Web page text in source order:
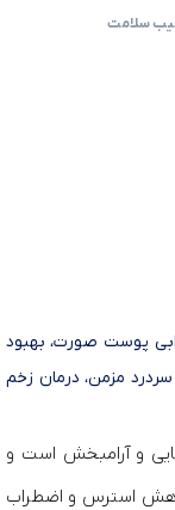
سلامت
پوست صورت، بهبود
مزمن، درمان زخم
و آرامبخش است و
استرس و اضطراب